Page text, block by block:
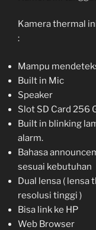
Kamera thermal
:
Mampu
Built in Mic
Speaker
Slot SD Card 256
Built in blinking
alarm.
Bahasa
sesuai kebutuhan
Dual lensa ( lensa
resolusi tinggi )
Bisa link ke HP
Web Browser